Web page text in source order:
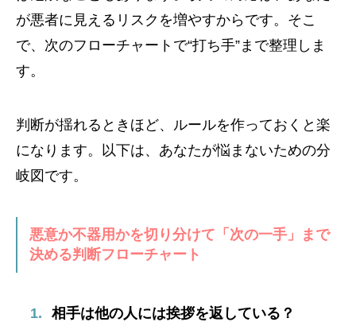
が悪者に見えるリスクを増やすからです。そこ
で、次のフローチャートで“打ち手”まで整理しま
す。
判断が揺れるときほど、ルールを作っておくと楽
になります。以下は、あなたが悩まないための分
岐図です。
悪意か不器用かを切り分けて「次の一手」まで
決める判断フローチャート
相手は他の人には挨拶を返している？